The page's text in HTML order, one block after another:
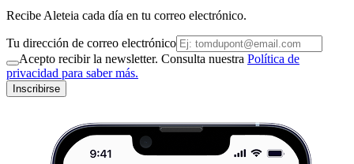
Recibe Aleteia cada día en tu correo electrónico.
Tu dirección de correo electrónico
Acepto recibir la newsletter. Consulta nuestra Política de
privacidad para saber más.
Inscribirse